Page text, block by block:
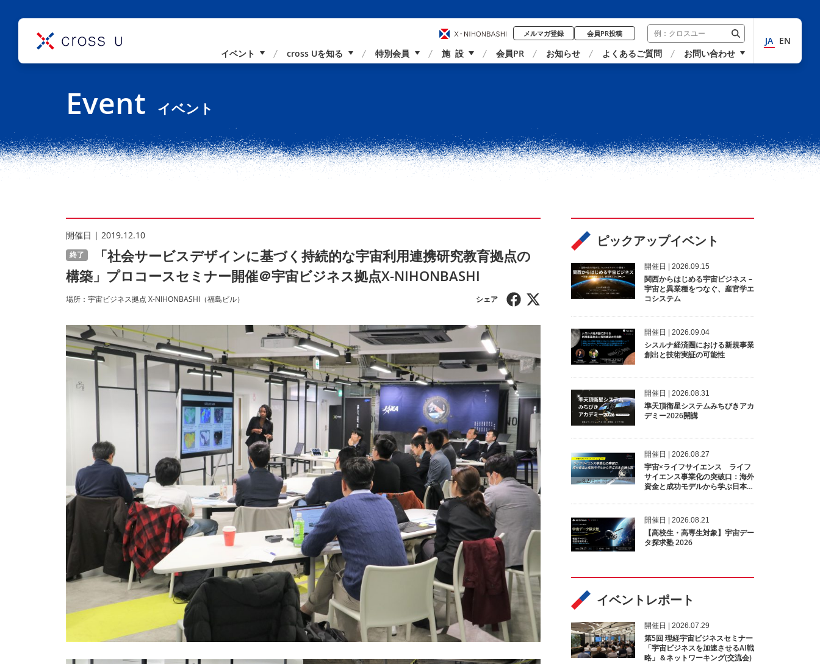
メルマガ登録 会員PR投稿
イベント
cross Uを知る
特別会員 施 設 会員PR お知らせ よくあるご質問 お問い合わせ
JA EN
Event イベント
開催⽇ | 2019.12.10
終了
「社会サービスデザインに基づく持続的な宇宙利用連携研究教育拠点の
構築」プロコースセミナー開催＠宇宙ビジネス拠点X-NIHONBASHI
場所：宇宙ビジネス拠点 X-NIHONBASHI（福島ビル）
ピックアップイベント
開催⽇ | 2026.09.15
関西からはじめる宇宙ビジネス –
宇宙と異業種をつなぐ、産官学エ
コシステム
開催⽇ | 2026.09.04
シスルナ経済圏における新規事業
創出と技術実証の可能性
開催⽇ | 2026.08.31
準天頂衛星システムみちびきアカ
デミー2026開講
開催⽇ | 2026.08.27
宇宙×ライフサイエンス ライフ
サイエンス事業化の突破口：海外
資金と成功モデルから学ぶ日本の
開催⽇ | 2026.08.21
【高校生・高専生対象】宇宙デー
タ探求塾 2026
イベントレポート
開催⽇ | 2026.07.29
第5回 理経宇宙ビジネスセミナー
「宇宙ビジネスを加速させるAI戦
略」＆ネットワーキング(交流会)